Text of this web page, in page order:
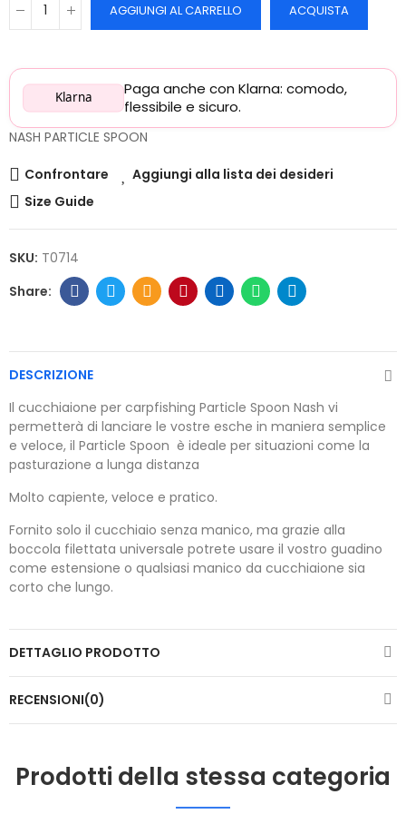
AGGIUNGI AL CARRELLO ACQUISTA
Klarna
Paga anche con Klarna: comodo,
flessibile e sicuro.
NASH PARTICLE SPOON
Confrontare
Aggiungi alla lista dei desideri
Size Guide
SKU: T0714
DESCRIZIONE
Il cucchiaione per carpfishing Particle Spoon Nash vi
permetterà di lanciare le vostre esche in maniera semplice
e veloce, il Particle Spoon è ideale per situazioni come la
pasturazione a lunga distanza
Molto capiente, veloce e pratico.
Fornito solo il cucchiaio senza manico, ma grazie alla
boccola filettata universale potrete usare il vostro guadino
come estensione o qualsiasi manico da cucchiaione sia
corto che lungo.
DETTAGLIO PRODOTTO
RECENSIONI(0)
Prodotti della stessa categoria